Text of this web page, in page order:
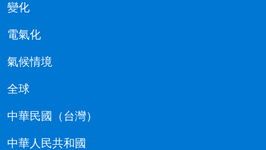
變化
電氣化
氣候情境
全球
中華民國（台灣）
中華人民共和國